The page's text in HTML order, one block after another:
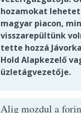
hozamokat
magyar piacon,
visszarepültünk
tette hozzá
Hold Alapkezelő
üzletágvezetője.
Alig mozdul a